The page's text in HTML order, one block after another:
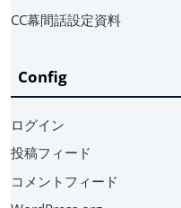
CC幕間話設定資料
Config
ログイン
投稿フィード
コメントフィード